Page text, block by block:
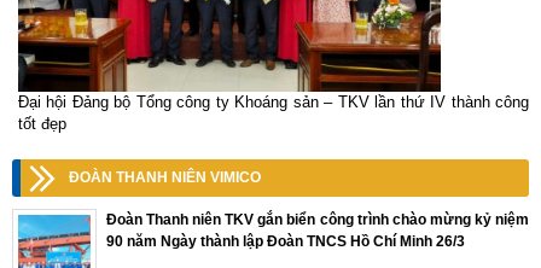
Đại hội Đảng bộ Tổng công ty Khoáng sản – TKV lần thứ IV thành công
tốt đẹp
ĐOÀN THANH NIÊN VIMICO
Đoàn Thanh niên TKV gắn biển công trình chào mừng kỷ niệm
90 năm Ngày thành lập Đoàn TNCS Hồ Chí Minh 26/3